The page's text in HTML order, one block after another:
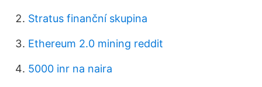
Stratus finanční skupina
Ethereum 2.0 mining reddit
5000 inr na naira